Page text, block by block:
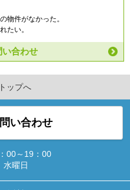
物件がなかった。
たい。
合わせ
ップへ
い合わせ
00～19：00
水曜日